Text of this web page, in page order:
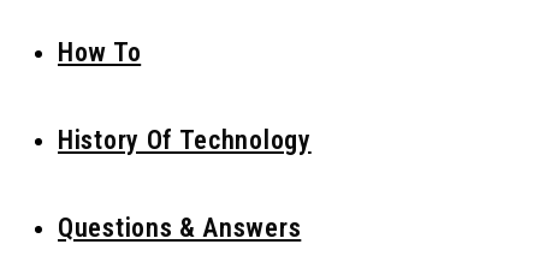
How To
History Of Technology
Questions & Answers